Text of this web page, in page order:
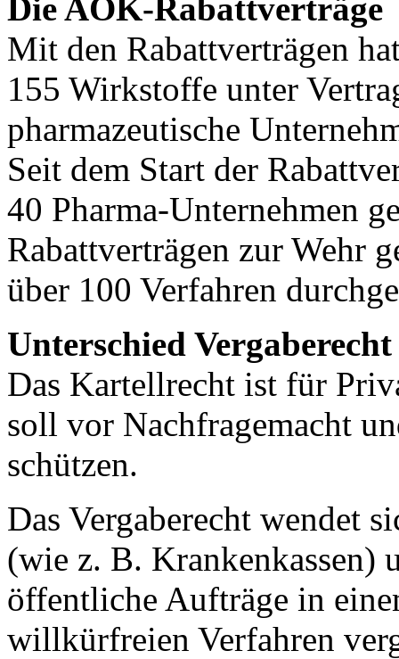
Die AOK-Rabattverträge
Mit den Rabattverträgen
155 Wirkstoffe unter
pharmazeutische
Seit dem Start der
40 Pharma-Unternehmen
Rabattverträgen zur Wehr
über 100 Verfahren
Unterschied
Das Kartellrecht ist für
soll vor Nachfragemacht
schützen.
Das Vergaberecht wendet
(wie z. B. Krankenkassen)
öffentliche Aufträge in
willkürfreien Verfahren